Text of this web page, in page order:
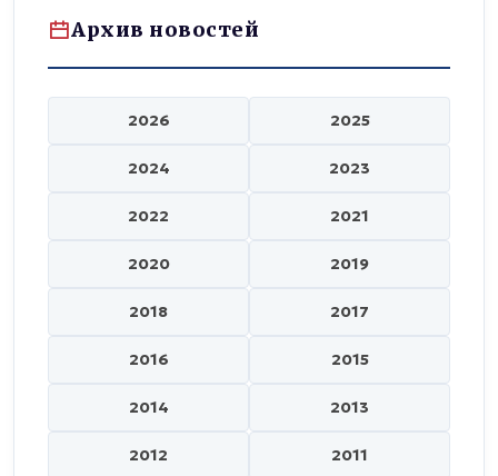
Архив новостей
2026 2025
2024 2023
2022 2021
2020 2019
2018 2017
2016 2015
2014 2013
2012 2011